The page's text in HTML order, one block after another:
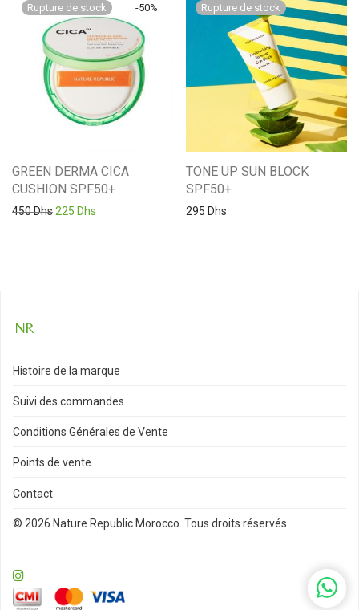
-50%
GREEN DERMA CICA
CUSHION SPF50+
450Dhs Le prix initial était : 450 Dhs.
225 Dhs Le prix actuel est : 225 Dhs.
TONE UP SUN BLOCK
SPF50+
295 Dhs
Histoire de la marque
Suivi des commandes
Conditions Générales de Vente
Points de vente
Contact
© 2026 Nature Republic Morocco. Tous droits réservés.